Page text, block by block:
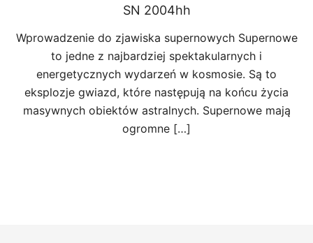
SN 2004hh
Wprowadzenie do zjawiska supernowych Supernowe
to jedne z najbardziej spektakularnych i
energetycznych wydarzeń w kosmosie. Są to
eksplozje gwiazd, które następują na końcu życia
masywnych obiektów astralnych. Supernowe mają
ogromne […]